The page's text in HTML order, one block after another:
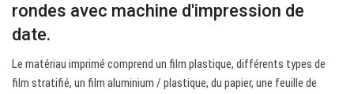
rondes avec machine d'impression de
date.
Le matériau imprimé comprend un film plastique, différents types de
film stratifié, un film aluminium / plastique, du papier, une feuille de